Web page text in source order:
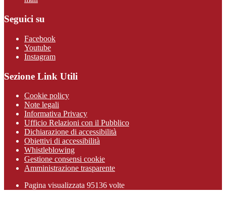
Seguici su
Facebook
Youtube
Instagram
Sezione Link Utili
Cookie policy
Note legali
Informativa Privacy
Ufficio Relazioni con il Pubblico
Dichiarazione di accessibilità
Obiettivi di accessibilità
Whistleblowing
Gestione consensi cookie
Amministrazione trasparente
Pagina visualizzata 95136 volte